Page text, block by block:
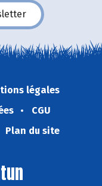
légales
CGU
Plan du site